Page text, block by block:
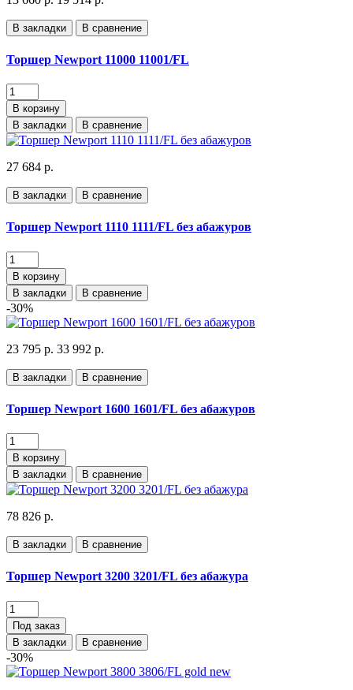
В закладки В сравнение
Торшер Newport 11000 11001/FL
В корзину
В закладки
В сравнение
27 684 р.
В закладки В сравнение
Торшер Newport 1110 1111/FL без абажуров
В корзину
В закладки
В сравнение
-30%
23 795 р. 33 992 р.
В закладки В сравнение
Торшер Newport 1600 1601/FL без абажуров
В корзину
В закладки
В сравнение
78 826 р.
В закладки В сравнение
Торшер Newport 3200 3201/FL без абажура
Под заказ
В закладки
В сравнение
-30%